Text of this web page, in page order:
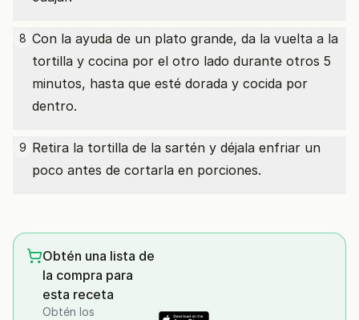
8 Con la ayuda de un plato grande, da la vuelta a la
tortilla y cocina por el otro lado durante otros 5
minutos, hasta que esté dorada y cocida por
dentro.
9 Retira la tortilla de la sartén y déjala enfriar un
poco antes de cortarla en porciones.
Obtén una lista de
la compra para
esta receta
Obtén los